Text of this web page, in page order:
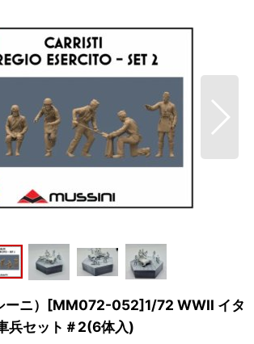
ーニ）[MM072-052]1/72 WWII イタ
兵セット＃2(6体入)